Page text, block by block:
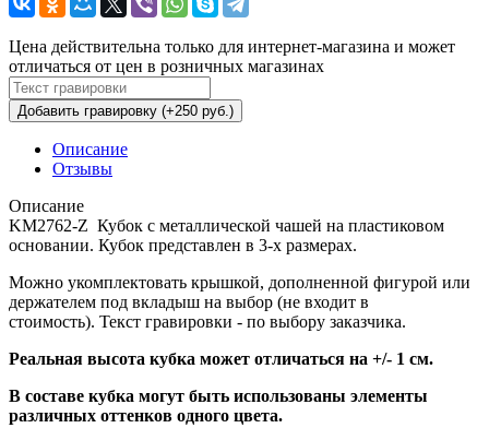
Цена действительна только для интернет-магазина и может
отличаться от цен в розничных магазинах
Добавить гравировку (+250 руб.)
Описание
Отзывы
Описание
KM2762-Z Кубок с металлической чашей на пластиковом
основании. Кубок представлен в 3-х размерах.
Можно укомплектовать крышкой, дополненной фигурой или
держателем под вкладыш на выбор (не входит в
стоимость). Текст гравировки - по выбору заказчика.
Реальная высота кубка может отличаться на +/- 1 см.
В составе кубка могут быть использованы элементы
различных оттенков одного цвета.